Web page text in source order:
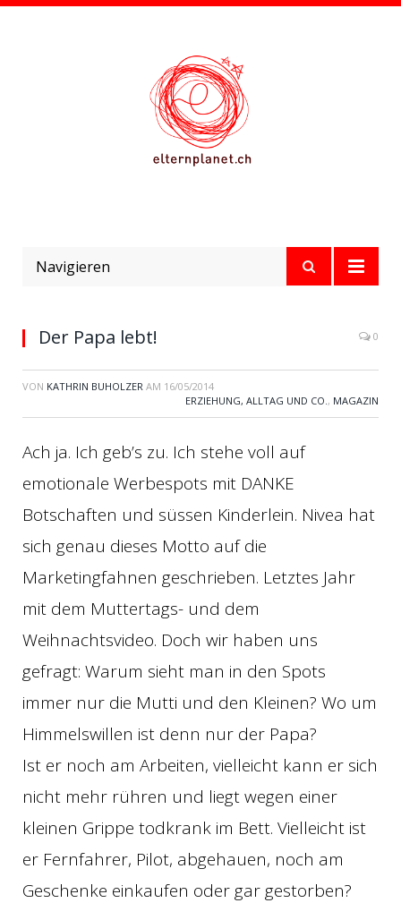
Navigieren
Der Papa lebt! 0
VON KATHRIN BUHOLZER AM 16/05/2014
ERZIEHUNG, ALLTAG UND CO., MAGAZIN
Ach ja. Ich geb’s zu. Ich stehe voll auf
emotionale Werbespots mit DANKE
Botschaften und süssen Kinderlein. Nivea hat
sich genau dieses Motto auf die
Marketingfahnen geschrieben. Letztes Jahr
mit dem Muttertags- und dem
Weihnachtsvideo. Doch wir haben uns
gefragt: Warum sieht man in den Spots
immer nur die Mutti und den Kleinen? Wo um
Himmelswillen ist denn nur der Papa?
Ist er noch am Arbeiten, vielleicht kann er sich
nicht mehr rühren und liegt wegen einer
kleinen Grippe todkrank im Bett. Vielleicht ist
er Fernfahrer, Pilot, abgehauen, noch am
Geschenke einkaufen oder gar gestorben?